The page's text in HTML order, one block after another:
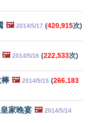
🖼️ 2014/5/17 (420,915次)
🖼️ 2014/5/16 (222,533次)
棒 🖼️ 2014/5/15 (266,183
家晚宴 🖼️ 2014/5/14